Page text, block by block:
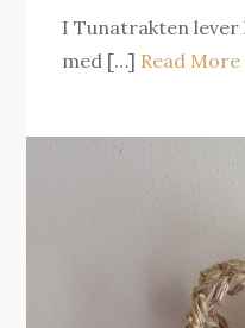
I Tunatrakten lever
med […] Read More